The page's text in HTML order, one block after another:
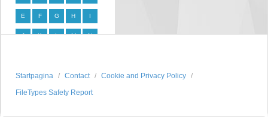
E F G H I
J K L M N
T U W X
Y Z
Startpagina Contact
Cookie and Privacy Policy
FileTypes Safety Report